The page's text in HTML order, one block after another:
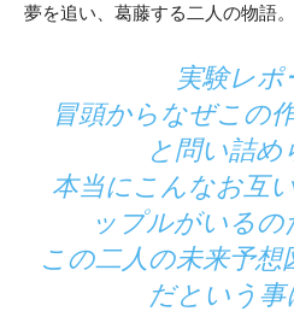
夢を追い、葛藤する二人の物語。
実験レポ
冒頭からなぜこの
と問い詰め
本当にこんなお互
ップルがいるの
この二人の未来予
だという事